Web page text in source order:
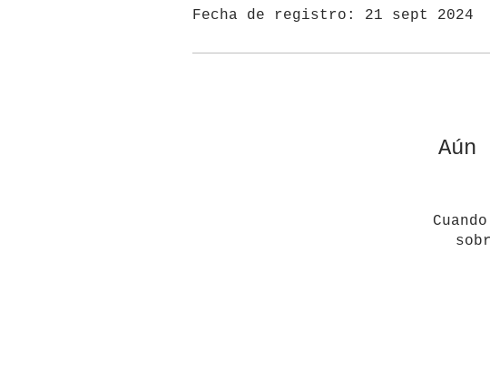
Fecha de registro: 21 sept 2024
Aún